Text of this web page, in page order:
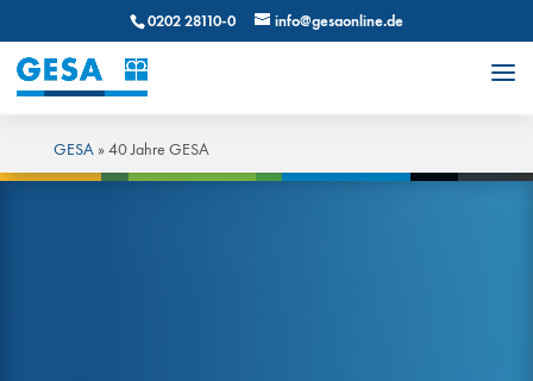
0202 28110-0 info@gesaonline.de
GESA»40 Jahre GESA